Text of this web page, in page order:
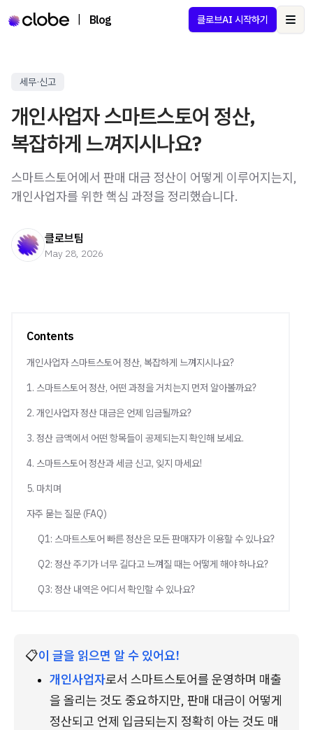
Blog 클로브AI 시작하기
세무·신고
개인사업자 스마트스토어 정산,
복잡하게 느껴지시나요?
스마트스토어에서 판매 대금 정산이 어떻게 이루어지는지,
개인사업자를 위한 핵심 과정을 정리했습니다.
클로브팀
May 28, 2026
Contents
개인사업자 스마트스토어 정산, 복잡하게 느껴지시나요?
1. 스마트스토어 정산, 어떤 과정을 거치는지 먼저 알아볼까요?
2. 개인사업자 정산 대금은 언제 입금될까요?
3. 정산 금액에서 어떤 항목들이 공제되는지 확인해 보세요.
4. 스마트스토어 정산과 세금 신고, 잊지 마세요!
5. 마치며
자주 묻는 질문 (FAQ)
Q1: 스마트스토어 빠른 정산은 모든 판매자가 이용할 수 있나요?
Q2: 정산 주기가 너무 길다고 느껴질 때는 어떻게 해야 하나요?
Q3: 정산 내역은 어디서 확인할 수 있나요?
📋이 글을 읽으면 알 수 있어요!
개인사업자로서 스마트스토어를 운영하며 매출
을 올리는 것도 중요하지만, 판매 대금이 어떻게
정산되고 언제 입금되는지 정확히 아는 것도 매